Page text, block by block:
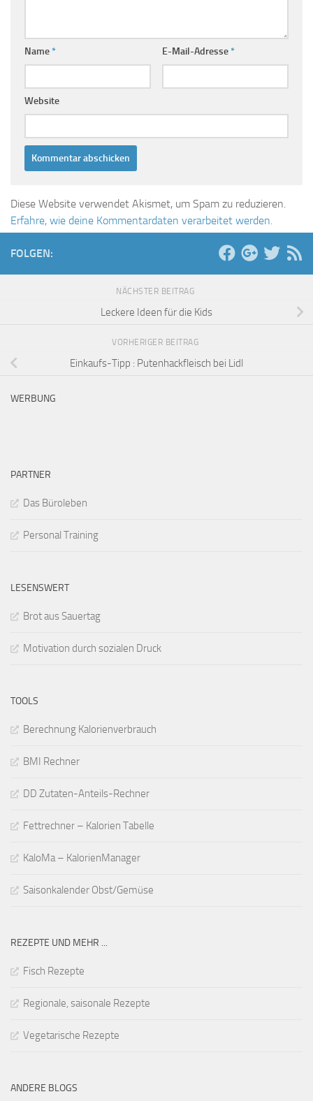
Name* E-Mail-Adresse*
Website
Diese Website verwendet Akismet, um Spam zu reduzieren.
Erfahre, wie deine Kommentardaten verarbeitet werden.
FOLGEN:
NÄCHSTER BEITRAG
Leckere Ideen für die Kids
VORHERIGER BEITRAG
Einkaufs-Tipp : Putenhackfleisch bei Lidl
WERBUNG
PARTNER
Das Büroleben
Personal Training
LESENSWERT
Brot aus Sauertag
Motivation durch sozialen Druck
TOOLS
Berechnung Kalorienverbrauch
BMI Rechner
DD Zutaten-Anteils-Rechner
Fettrechner – Kalorien Tabelle
KaloMa – KalorienManager
Saisonkalender Obst/Gemüse
REZEPTE UND MEHR ...
Fisch Rezepte
Regionale, saisonale Rezepte
Vegetarische Rezepte
ANDERE BLOGS